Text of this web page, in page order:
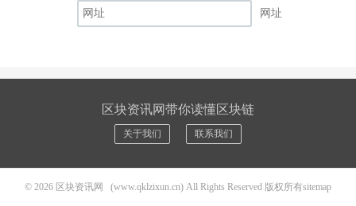
网址
区块资讯网带你读懂区块链
关于我们 联系我们
© 2026 区块资讯网 (www.qklzixun.cn) All Rights Reserved 版权所有sitemap